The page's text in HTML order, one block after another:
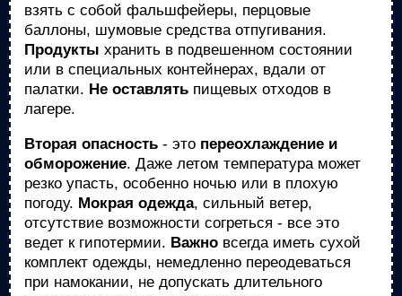
взять с собой фальшфейеры, перцовые
баллоны, шумовые средства отпугивания.
Продукты хранить в подвешенном состоянии
или в специальных контейнерах, вдали от
палатки. Не оставлять пищевых отходов в
лагере.
Вторая опасность - это переохлаждение и
обморожение. Даже летом температура может
резко упасть, особенно ночью или в плохую
погоду. Мокрая одежда, сильный ветер,
отсутствие возможности согреться - все это
ведет к гипотермии. Важно всегда иметь сухой
комплект одежды, немедленно переодеваться
при намокании, не допускать длительного